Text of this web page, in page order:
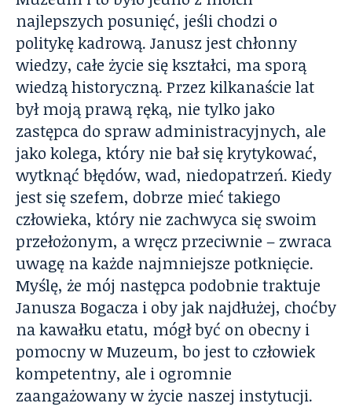
najlepszych posunięć, jeśli chodzi o
politykę kadrową. Janusz jest chłonny
wiedzy, całe życie się kształci, ma sporą
wiedzą historyczną. Przez kilkanaście lat
był moją prawą ręką, nie tylko jako
zastępca do spraw administracyjnych, ale
jako kolega, który nie bał się krytykować,
wytknąć błędów, wad, niedopatrzeń. Kiedy
jest się szefem, dobrze mieć takiego
człowieka, który nie zachwyca się swoim
przełożonym, a wręcz przeciwnie – zwraca
uwagę na każde najmniejsze potknięcie.
Myślę, że mój następca podobnie traktuje
Janusza Bogacza i oby jak najdłużej, choćby
na kawałku etatu, mógł być on obecny i
pomocny w Muzeum, bo jest to człowiek
kompetentny, ale i ogromnie
zaangażowany w życie naszej instytucji.